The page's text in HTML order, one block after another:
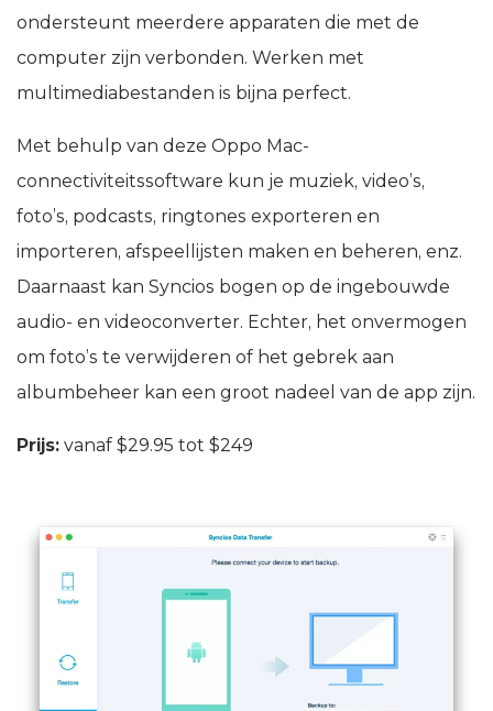
ondersteunt meerdere apparaten die met de
computer zijn verbonden. Werken met
multimediabestanden is bijna perfect.
Met behulp van deze Oppo Mac-
connectiviteitssoftware kun je muziek, video’s,
foto’s, podcasts, ringtones exporteren en
importeren, afspeellijsten maken en beheren, enz.
Daarnaast kan Syncios bogen op de ingebouwde
audio- en videoconverter. Echter, het onvermogen
om foto’s te verwijderen of het gebrek aan
albumbeheer kan een groot nadeel van de app zijn.
Prijs: vanaf $29.95 tot $249